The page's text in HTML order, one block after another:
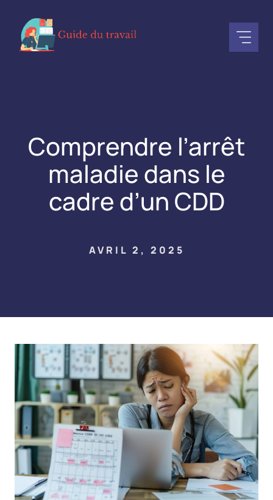
contenu
Comprendre l’arrêt
maladie dans le
cadre d’un CDD
AVRIL 2, 2025